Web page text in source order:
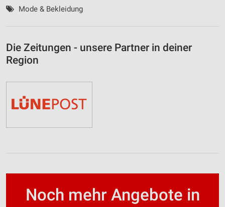
Mode & Bekleidung
Die Zeitungen - unsere Partner in deiner
Region
Noch mehr Angebote in